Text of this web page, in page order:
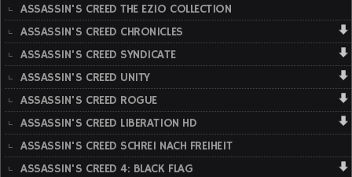
ASSASSIN'S CREED THE EZIO COLLECTION
ASSASSIN'S CREED CHRONICLES
ASSASSIN'S CREED SYNDICATE
ASSASSIN'S CREED UNITY
ASSASSIN'S CREED ROGUE
ASSASSIN'S CREED LIBERATION HD
ASSASSIN'S CREED SCHREI NACH FREIHEIT
ASSASSIN'S CREED 4: BLACK FLAG